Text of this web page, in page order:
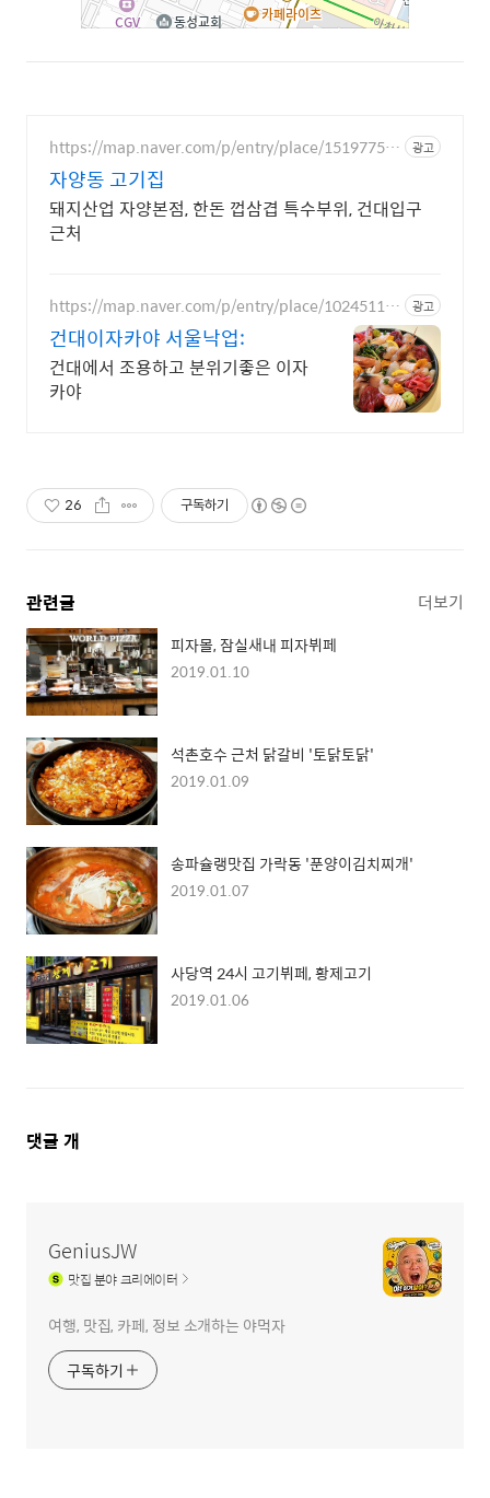
https://map.naver.com/p/entry/place/15197753
14
광고
자양동 고기집
돼지산업 자양본점, 한돈 껍삼겹 특수부위, 건대입구
근처
https://map.naver.com/p/entry/place/10245111
06
광고
건대이자카야 서울낙업:
건대에서 조용하고 분위기좋은 이자
카야
26 구독하기
관련글 더보기
피자몰, 잠실새내 피자뷔페
2019.01.10
석촌호수 근처 닭갈비 '토닭토닭'
2019.01.09
송파슐랭맛집 가락동 '푼양이김치찌개'
2019.01.07
사당역 24시 고기뷔페, 황제고기
2019.01.06
댓
댓글 개
GeniusJW
맛집분야 크리에이터
여행, 맛집, 카페, 정보 소개하는 야먹자
구독하기